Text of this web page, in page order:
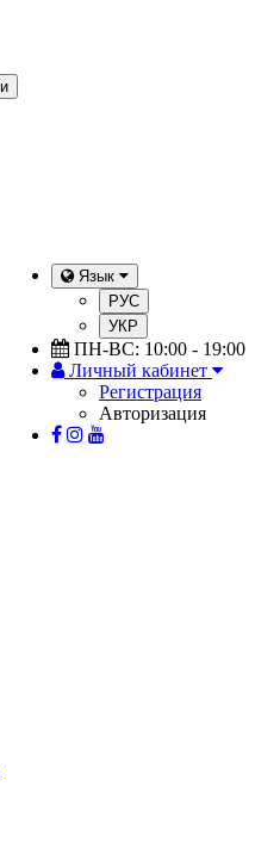
Язык
РУС
УКР
ПН-ВС: 10:00 - 19:00
Личный кабинет
Регистрация
Авторизация